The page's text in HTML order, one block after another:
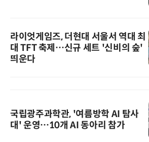
라이엇게임즈, 더현대 서울서 역대 최
대 TFT 축제…신규 세트 '신비의 숲'
띄운다
국립광주과학관, '여름방학 AI 탐사
대' 운영…10개 AI 동아리 참가